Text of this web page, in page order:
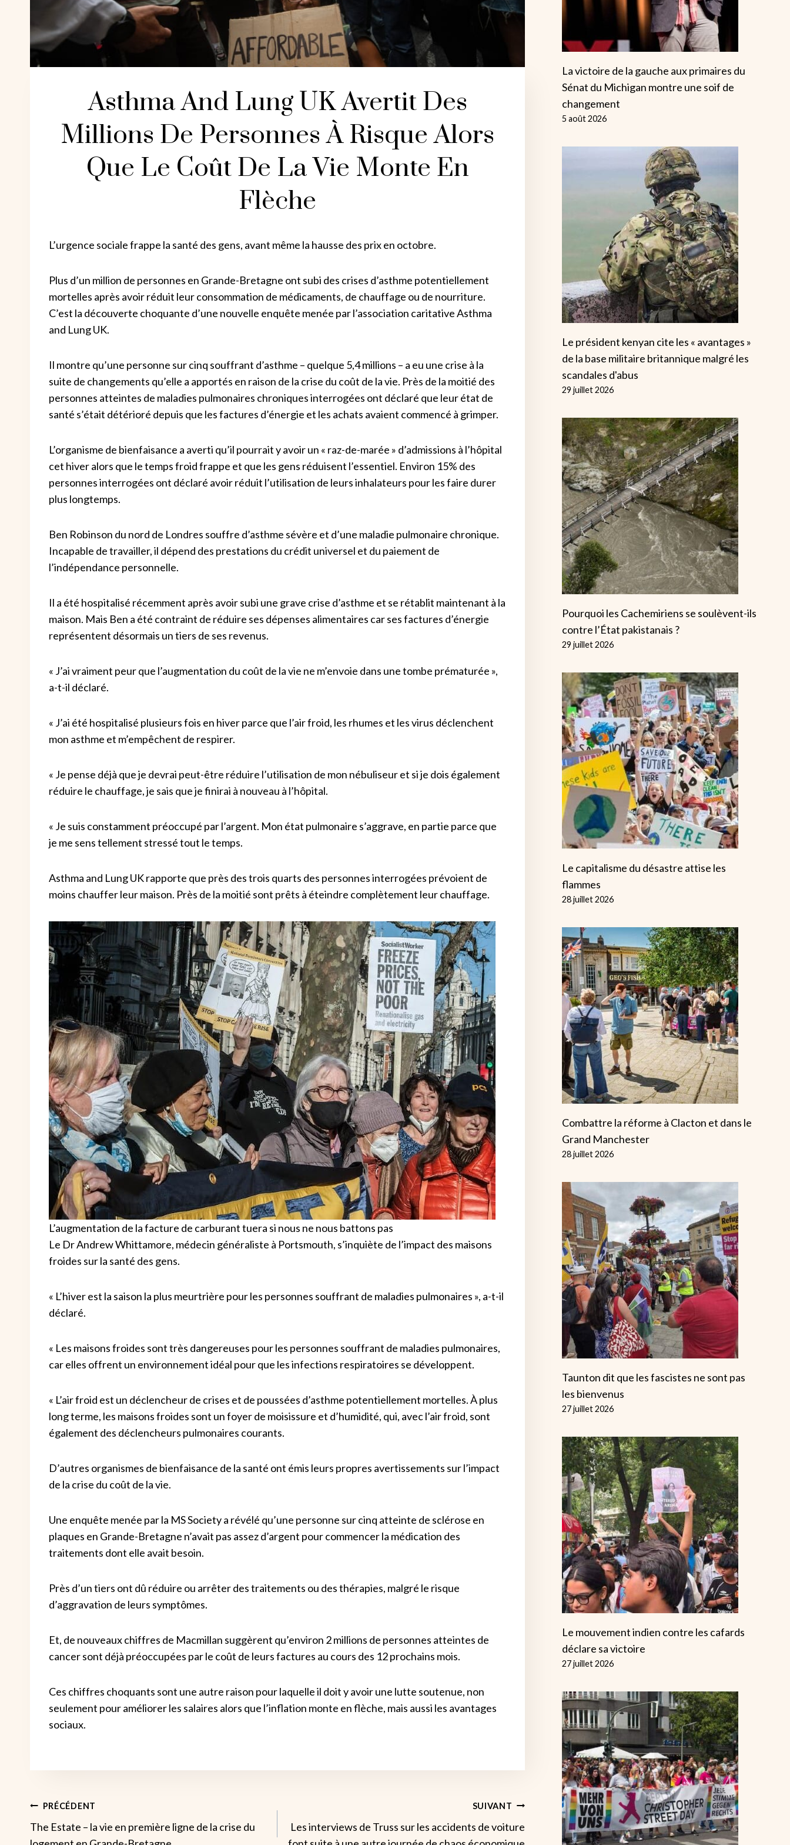
Asthma And Lung UK Avertit Des
Millions De Personnes À Risque Alors
Que Le Coût De La Vie Monte En
Flèche
L’urgence sociale frappe la santé des gens, avant même la hausse des prix en octobre.
Plus d’un million de personnes en Grande-Bretagne ont subi des crises d’asthme potentiellement
mortelles après avoir réduit leur consommation de médicaments, de chauffage ou de nourriture.
C’est la découverte choquante d’une nouvelle enquête menée par l’association caritative Asthma
and Lung UK.
Il montre qu’une personne sur cinq souffrant d’asthme – quelque 5,4 millions – a eu une crise à la
suite de changements qu’elle a apportés en raison de la crise du coût de la vie. Près de la moitié des
personnes atteintes de maladies pulmonaires chroniques interrogées ont déclaré que leur état de
santé s’était détérioré depuis que les factures d’énergie et les achats avaient commencé à grimper.
L’organisme de bienfaisance a averti qu’il pourrait y avoir un « raz-de-marée » d’admissions à l’hôpital
cet hiver alors que le temps froid frappe et que les gens réduisent l’essentiel. Environ 15% des
personnes interrogées ont déclaré avoir réduit l’utilisation de leurs inhalateurs pour les faire durer
plus longtemps.
Ben Robinson du nord de Londres souffre d’asthme sévère et d’une maladie pulmonaire chronique.
Incapable de travailler, il dépend des prestations du crédit universel et du paiement de
l’indépendance personnelle.
Il a été hospitalisé récemment après avoir subi une grave crise d’asthme et se rétablit maintenant à la
maison. Mais Ben a été contraint de réduire ses dépenses alimentaires car ses factures d’énergie
représentent désormais un tiers de ses revenus.
« J’ai vraiment peur que l’augmentation du coût de la vie ne m’envoie dans une tombe prématurée »,
a-t-il déclaré.
« J’ai été hospitalisé plusieurs fois en hiver parce que l’air froid, les rhumes et les virus déclenchent
mon asthme et m’empêchent de respirer.
« Je pense déjà que je devrai peut-être réduire l’utilisation de mon nébuliseur et si je dois également
réduire le chauffage, je sais que je finirai à nouveau à l’hôpital.
« Je suis constamment préoccupé par l’argent. Mon état pulmonaire s’aggrave, en partie parce que
je me sens tellement stressé tout le temps.
Asthma and Lung UK rapporte que près des trois quarts des personnes interrogées prévoient de
moins chauffer leur maison. Près de la moitié sont prêts à éteindre complètement leur chauffage.
L’augmentation de la facture de carburant tuera si nous ne nous battons pas
Le Dr Andrew Whittamore, médecin généraliste à Portsmouth, s’inquiète de l’impact des maisons
froides sur la santé des gens.
« L’hiver est la saison la plus meurtrière pour les personnes souffrant de maladies pulmonaires », a-t-il
déclaré.
« Les maisons froides sont très dangereuses pour les personnes souffrant de maladies pulmonaires,
car elles offrent un environnement idéal pour que les infections respiratoires se développent.
« L’air froid est un déclencheur de crises et de poussées d’asthme potentiellement mortelles. À plus
long terme, les maisons froides sont un foyer de moisissure et d’humidité, qui, avec l’air froid, sont
également des déclencheurs pulmonaires courants.
D’autres organismes de bienfaisance de la santé ont émis leurs propres avertissements sur l’impact
de la crise du coût de la vie.
Une enquête menée par la MS Society a révélé qu’une personne sur cinq atteinte de sclérose en
plaques en Grande-Bretagne n’avait pas assez d’argent pour commencer la médication des
traitements dont elle avait besoin.
Près d’un tiers ont dû réduire ou arrêter des traitements ou des thérapies, malgré le risque
d’aggravation de leurs symptômes.
Et, de nouveaux chiffres de Macmillan suggèrent qu’environ 2 millions de personnes atteintes de
cancer sont déjà préoccupées par le coût de leurs factures au cours des 12 prochains mois.
Ces chiffres choquants sont une autre raison pour laquelle il doit y avoir une lutte soutenue, non
seulement pour améliorer les salaires alors que l’inflation monte en flèche, mais aussi les avantages
sociaux.
Navigation
PRÉCÉDENT
The Estate – la vie en première ligne de la crise du
SUIVANT
Les interviews de Truss sur les accidents de voiture
La victoire de la gauche aux primaires du
Sénat du Michigan montre une soif de
changement
5 août 2026
Le président kenyan cite les « avantages »
de la base militaire britannique malgré les
scandales d'abus
29 juillet 2026
Pourquoi les Cachemiriens se soulèvent-ils
contre l’État pakistanais ?
29 juillet 2026
Le capitalisme du désastre attise les
flammes
28 juillet 2026
Combattre la réforme à Clacton et dans le
Grand Manchester
28 juillet 2026
Taunton dit que les fascistes ne sont pas
les bienvenus
27 juillet 2026
Le mouvement indien contre les cafards
déclare sa victoire
27 juillet 2026